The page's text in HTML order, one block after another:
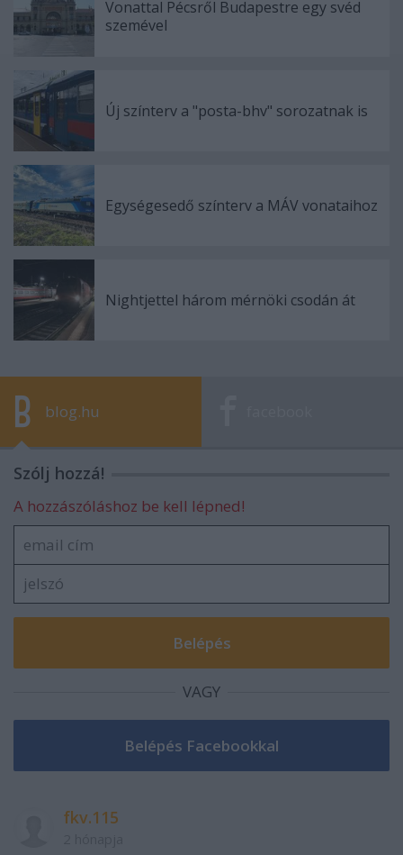
Vonattal Pécsről Budapestre egy svéd
szemével
Új színterv a "posta-bhv" sorozatnak is
Egységesedő színterv a MÁV vonataihoz
Nightjettel három mérnöki csodán át
blog.hu
Szólj hozzá!
A hozzászóláshoz be kell lépned!
VAGY
fkv.115